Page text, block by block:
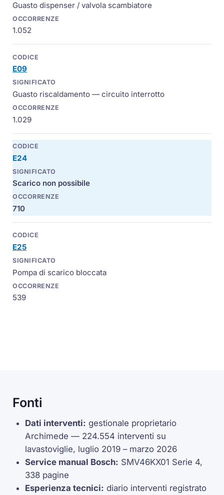
Guasto dispenser / valvola scambiatore
1.052
E09
Guasto riscaldamento — circuito interrotto
1.029
E24
Scarico non possibile
710
E25
Pompa di scarico bloccata
539
Fonti
Dati interventi: gestionale proprietario
Archimede — 224.554 interventi su
lavastoviglie, luglio 2019 – marzo 2026
Service manual Bosch: SMV46KX01 Serie 4,
338 pagine
Esperienza tecnici: diario interventi registrato